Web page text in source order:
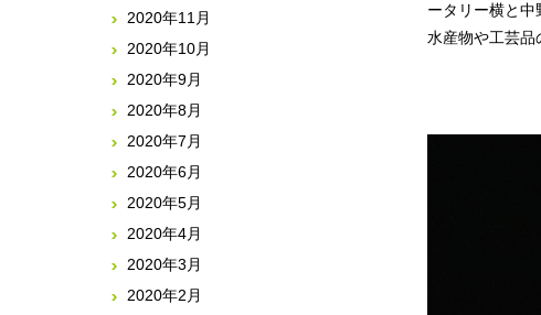
ータリー横と
水産物や工芸品
2020年11月
2020年10月
2020年9月
2020年8月
2020年7月
2020年6月
2020年5月
2020年4月
2020年3月
2020年2月